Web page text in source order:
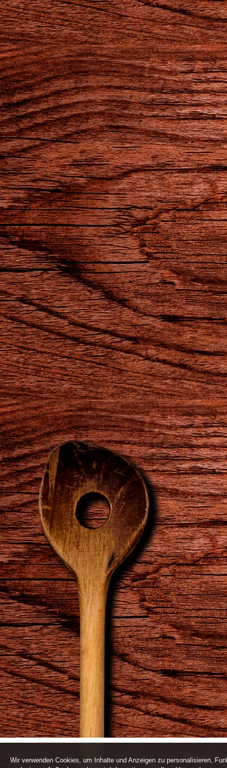
Wir verwenden Cookies, um Inhalte und Anzeigen zu personalisieren,